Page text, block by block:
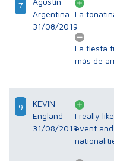
7
Argentina
31/08/2019
La
La fiesta
más de
9
KEVIN
England
31/08/2019
I really
event